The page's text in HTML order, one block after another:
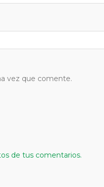
vez que comente.
de tus comentarios.